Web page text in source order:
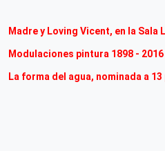
Madre y Loving Vicent, en la Sala
Modulaciones pintura 1898 - 2016
La forma del agua, nominada a